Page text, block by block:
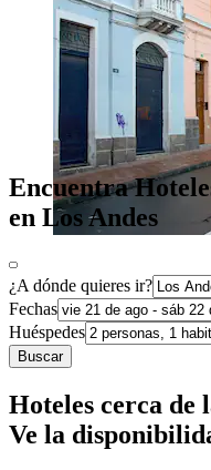
Encuentra
en Los Andes
¿A dónde quieres ir?
Fechas
Huéspedes
Buscar
Hoteles cerca de
Ve la